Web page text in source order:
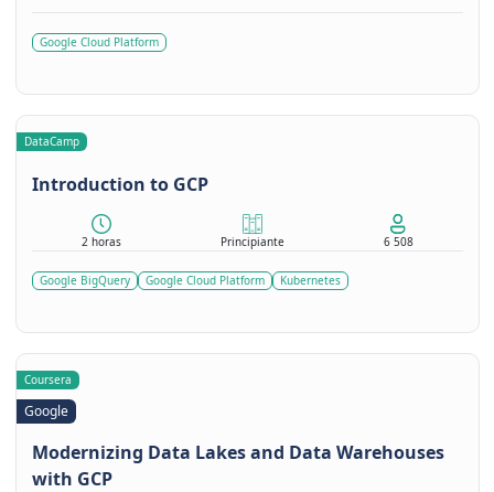
Google Cloud Platform
DataCamp
Introduction to GCP
2 horas Principiante 6 508
Google BigQuery Google Cloud Platform Kubernetes
Coursera
Google
Modernizing Data Lakes and Data Warehouses
with GCP